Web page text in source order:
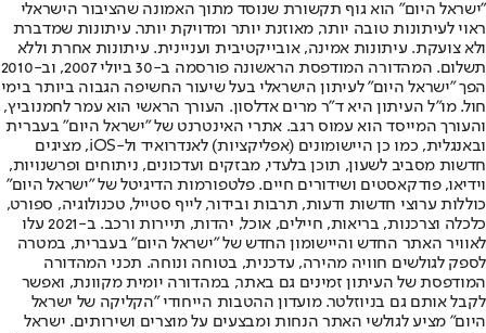
"ישראל היום" הוא גוף תקשורת שנוסד מתוך האמונה שהציבור הישראלי
ראוי לעיתונות טובה יותר, מאוזנת יותר ומדויקת יותר. עיתונות שמדברת
ולא צועקת. עיתונות אמינה, אובייקטיבית ועניינית. עיתונות אחרת וללא
תשלום. המהדורה המודפסת הראשונה פורסמה ב-30 ביולי 2007, וב-2010
הפך "ישראל היום" לעיתון הישראלי בעל שיעור החשיפה הגבוה ביותר בימי
חול. מו"ל העיתון היא ד"ר מרים אדלסון. העורך הראשי הוא עמר לחמנוביץ,
והעורך המייסד הוא עמוס רגב. אתרי האינטרנט של "ישראל היום" בעברית
ובאנגלית, כמו כן היישומונים (אפליקציות) לאנדרואיד ול-iOS, מציגים
חדשות מסביב לשעון, תוכן בלעדי, מבזקים ועדכונים, ניתוחים ופרשנויות,
וידיאו, פודקאסטים ושידורים חיים. פלטפורמות הדיגיטל של "ישראל היום"
כוללות ערוצי חדשות ודעות, תרבות ובידור, לייף סטייל, טכנולוגיה, ספורט,
כלכלה וצרכנות, בריאות, חיילים, אוכל, יהדות, תיירות ורכב. ב-2021 עלו
לאוויר האתר החדש והיישומון החדש של "ישראל היום" בעברית, במטרה
לספק לגולשים חוויה מהירה, עדכנית, בטוחה ונוחה. תכני המהדורה
המודפסת של העיתון זמינים גם באתר, במהדורה יומית מקוונת, ואפשר
לקבל אותם גם בניוזלטר. מועדון ההטבות הייחודי "הקליקה של ישראל
היום" מציע לגולשי האתר הנחות ומבצעים על מוצרים ושירותים. ישראל